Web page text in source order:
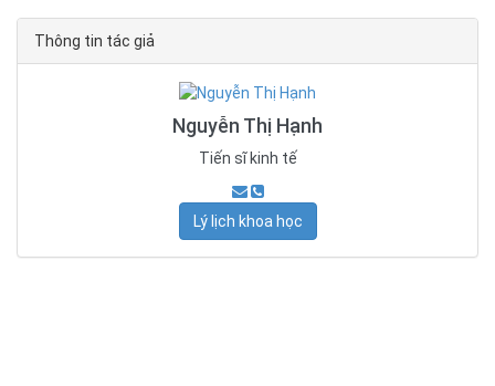
Thông tin tác giả
Nguyễn Thị Hạnh
Tiến sĩ kinh tế
Lý lịch khoa học